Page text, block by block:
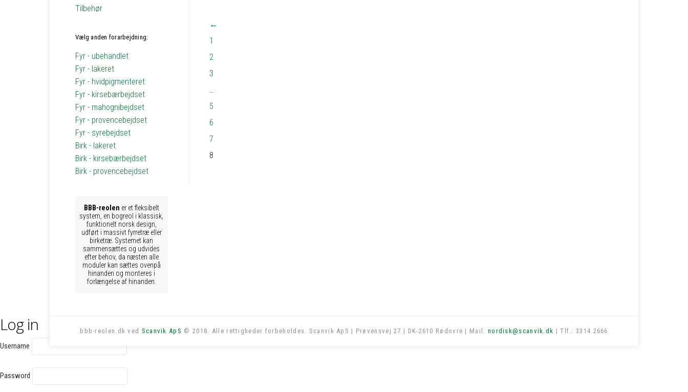
←
1
2
3
…
5
6
7
8
Tilbehør
Vælg anden forarbejdning:
Fyr - ubehandlet
Fyr - lakeret
Fyr - hvidpigmenteret
Fyr - kirsebærbejdset
Fyr - mahognibejdset
Fyr - provencebejdset
Fyr - syrebejdset
Birk - lakeret
Birk - kirsebærbejdset
Birk - provencebejdset
BBB-reolen er et fleksibelt
system, en bogreol i klassisk,
funktionelt norsk design,
udført i massivt fyrretræ eller
birketræ. Systemet kan
sammensættes og udvides
efter behov, da næsten alle
moduler kan sættes ovenpå
hinanden og monteres i
forlængelse af hinanden.
bbb-reolen.dk ved Scanvik ApS © 2018. Alle rettigheder forbeholdes. Scanvik ApS | Prøvensvej 27 | DK-2610 Rødovre | Mail: nordisk@scanvik.dk | Tlf.: 3314 2666
Log in
Username
Password